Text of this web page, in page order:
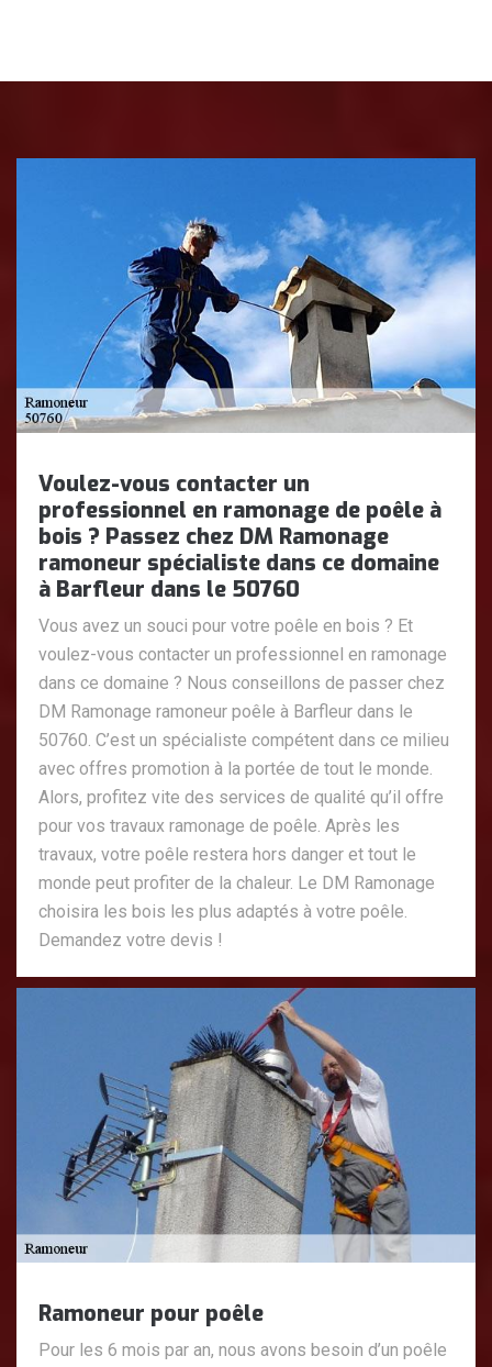
Voulez-vous contacter un
professionnel en ramonage de poêle à
bois ? Passez chez DM Ramonage
ramoneur spécialiste dans ce domaine
à Barfleur dans le 50760
Vous avez un souci pour votre poêle en bois ? Et
voulez-vous contacter un professionnel en ramonage
dans ce domaine ? Nous conseillons de passer chez
DM Ramonage ramoneur poêle à Barfleur dans le
50760. C’est un spécialiste compétent dans ce milieu
avec offres promotion à la portée de tout le monde.
Alors, profitez vite des services de qualité qu’il offre
pour vos travaux ramonage de poêle. Après les
travaux, votre poêle restera hors danger et tout le
monde peut profiter de la chaleur. Le DM Ramonage
choisira les bois les plus adaptés à votre poêle.
Demandez votre devis !
Ramoneur pour poêle
Pour les 6 mois par an, nous avons besoin d’un poêle